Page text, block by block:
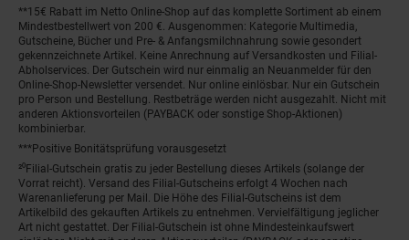
**15€ Rabatt im Netto Online-Shop auf das komplette Sortiment ab einem
Mindestbestellwert von 200 €. Ausgenommen: Kategorie Multimedia,
Gutscheine, Bücher und Pre- & Anfangsmilchnahrung sowie gesondert
gekennzeichnete Artikel. Keine Anrechnung auf Versandkosten und Filial-
Abholservices. Der Gutschein wird nur einmalig an Neuanmelder für den
Online-Shop-Newsletter versendet. Nur online einlösbar. Nur ein Gutschein
pro Person und Bestellung. Restbeträge werden nicht ausgezahlt. Nicht mit
anderen Aktionsvorteilen (PAYBACK oder sonstige Shop-Aktionen)
kombinierbar.
***Positive Bonitätsprüfung vorausgesetzt
²⁰Filial-Gutschein gratis zu jeder Bestellung dieses Artikels (solange der
Vorrat reicht). Versand des Filial-Gutscheins erfolgt 4 Wochen nach
Warenanlieferung per Mail. Die Höhe des Filial-Gutscheins ist dem
Artikelbild des gekauften Artikels zu entnehmen. Vervielfältigung jeglicher
Art nicht gestattet. Der Filial-Gutschein ist ohne Mindesteinkaufswert